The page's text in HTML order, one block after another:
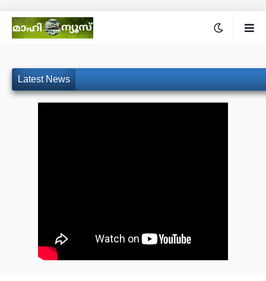
Latest News